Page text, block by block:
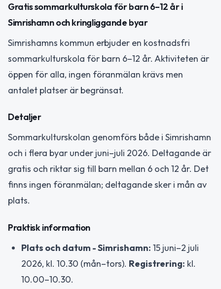
Gratis sommarkulturskola för barn 6–12 år i
Simrishamn och kringliggande byar
Simrishamns kommun erbjuder en kostnadsfri
sommarkulturskola för barn 6–12 år. Aktiviteten är
öppen för alla, ingen föranmälan krävs men
antalet platser är begränsat.
Detaljer
Sommarkulturskolan genomförs både i Simrishamn
och i flera byar under juni–juli 2026. Deltagande är
gratis och riktar sig till barn mellan 6 och 12 år. Det
finns ingen föranmälan; deltagande sker i mån av
plats.
Praktisk information
Plats och datum - Simrishamn: 15 juni–2 juli
2026, kl. 10.30 (mån–tors). Registrering: kl.
10.00–10.30.